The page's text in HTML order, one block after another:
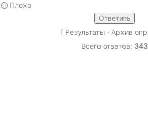
Плохо
[ Результаты · Архив
Всего ответов: 343